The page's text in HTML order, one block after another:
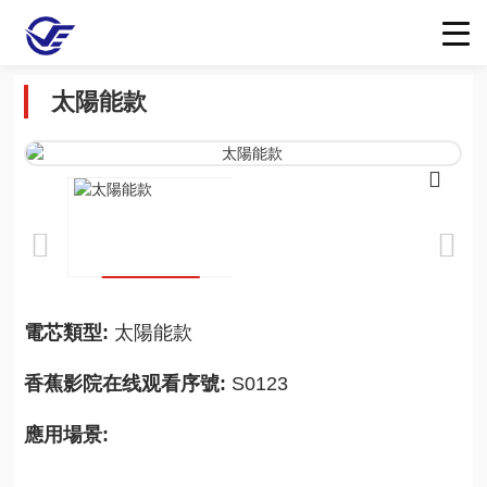
太陽能款
電芯類型: 太陽能款
香蕉影院在线观看序號: S0123
應用場景: